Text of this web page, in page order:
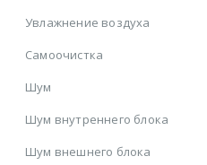
Увлажнение воздуха
Самоочистка
Шум
Шум внутреннего блока
Шум внешнего блока